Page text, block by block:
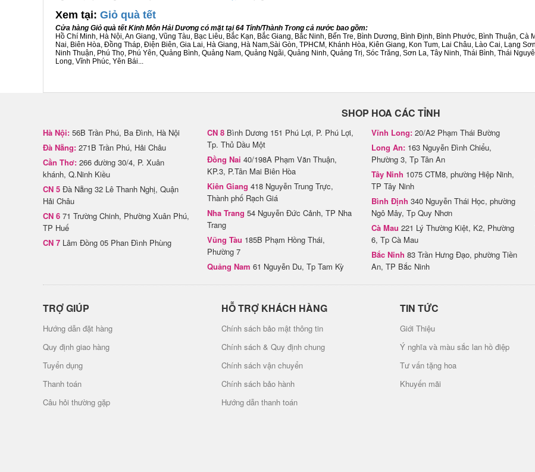
Xem tại: Giỏ quà tết
Cửa hàng Giỏ quà tết Kinh Môn Hải Dương có mặt tại 64 Tỉnh/Thành Trong cả nước bao gồm:
Hồ Chí Minh, Hà Nội, An Giang, Vũng Tàu, Bạc Liêu, Bắc Kạn, Bắc Giang, Bắc Ninh, Bến Tre, Bình Dương, Bình Định, Bình Phước, Bình Thuận,
Nai, Biên Hòa, Đồng Tháp, Điện Biên, Gia Lai, Hà Giang, Hà Nam,Sài Gòn, TPHCM, Khánh Hòa, Kiên Giang, Kon Tum, Lai Châu, Lào Cai, Lạng
Ninh Thuận, Phú Thọ, Phú Yên, Quảng Bình, Quảng Nam, Quảng Ngãi, Quảng Ninh, Quảng Trị, Sóc Trăng, Sơn La, Tây Ninh, Thái Bình, Thái
Long, Vĩnh Phúc, Yên Bái...
SHOP HOA CÁC TỈNH
Hà Nội: 56B Trần Phú, Ba Đình, Hà Nội
Đà Nẵng: 271B Trần Phú, Hải Châu
Cần Thơ: 266 đường 30/4, P. Xuân
khánh, Q.Ninh Kiều
CN 5 Đà Nẵng 32 Lê Thanh Nghị, Quận
Hải Châu
CN 6 71 Trường Chinh, Phường Xuân Phú,
TP Huế
CN 7 Lâm Đồng 05 Phan Đình Phùng
CN 8 Bình Dương 151 Phú Lợi, P. Phú Lợi,
Tp. Thủ Dầu Một
Đồng Nai 40/198A Phạm Văn Thuận,
KP.3, P.Tân Mai Biên Hòa
Kiên Giang 418 Nguyễn Trung Trực,
Thành phố Rạch Giá
Nha Trang 54 Nguyễn Đức Cảnh, TP Nha
Trang
Vũng Tàu 185B Phạm Hồng Thái,
Phường 7
Quảng Nam 61 Nguyễn Du, Tp Tam Kỳ
Vĩnh Long: 20/A2 Phạm Thái Bường
Long An: 163 Nguyễn Đình Chiểu,
Phường 3, Tp Tân An
Tây Ninh 1075 CTM8, phường Hiệp Ninh,
TP Tây Ninh
Bình Định 340 Nguyễn Thái Học, phường
Ngô Mây, Tp Quy Nhơn
Cà Mau 221 Lý Thường Kiệt, K2, Phường
6, Tp Cà Mau
Bắc Ninh 83 Trần Hưng Đạo, phường Tiền
An, TP Bắc Ninh
TRỢ GIÚP
Hướng dẫn đặt hàng
Quy định giao hàng
Tuyển dụng
Thanh toán
Câu hỏi thường gặp
HỖ TRỢ KHÁCH HÀNG
Chính sách bảo mật thông tin
Chính sách & Quy định chung
Chính sách vận chuyển
Chính sách bảo hành
Hướng dẫn thanh toán
TIN TỨC
Giới Thiệu
Ý nghĩa và màu sắc lan hồ điệp
Tư vấn tặng hoa
Khuyến mãi